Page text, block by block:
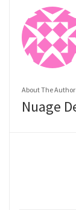
About The Author
Nuage